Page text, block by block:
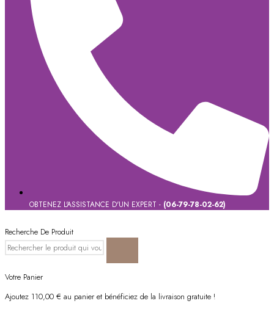
OBTENEZ L'ASSISTANCE D'UN EXPERT - (06-79-78-02-62)
Recherche De Produit
Votre Panier
Ajoutez 110,00 € au panier et bénéficiez de la livraison gratuite !